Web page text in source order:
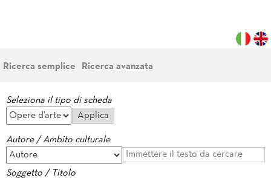
Ricerca semplice Ricerca avanzata
Seleziona il tipo di scheda
Autore / Ambito culturale
Soggetto / Titolo